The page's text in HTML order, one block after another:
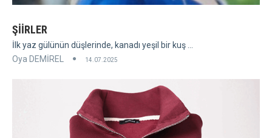
ŞİİRLER
İlk yaz gülünün düşlerinde, kanadı yeşil bir kuş ...
Oya DEMİREL
14.07.2025